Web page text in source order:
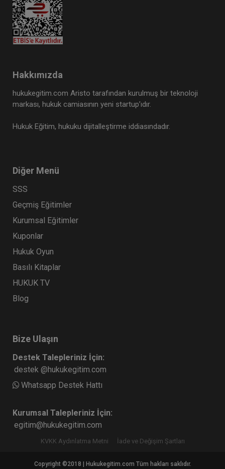
Hakkımızda
hukukegitim.com Aristo tarafından kurulmuş bir teknoloji
markası, hukuk camiasının yeni startup’ıdır.
Hukuk Eğitim, hukuku dijitalleştirme iddiasındadır.
Diğer Menü
SSS
Geçmiş Eğitimler
Kurumsal Eğitimler
Kuponlar
Hukuk Oyun
Basılı Kitaplar
HUKUK TV
Blog
Bize Ulaşın
Destek Talepleriniz İçin:
destek @hukukegitim.com
Whatsapp Destek Hattı
Kurumsal Talepleriniz İçin:
egitim@hukukegitim.com
KVKK Aydınlatma Metni İade ve Değişim Şartları
Copyright ©2018 | Hukukegitim.com Tüm hakları saklıdır.